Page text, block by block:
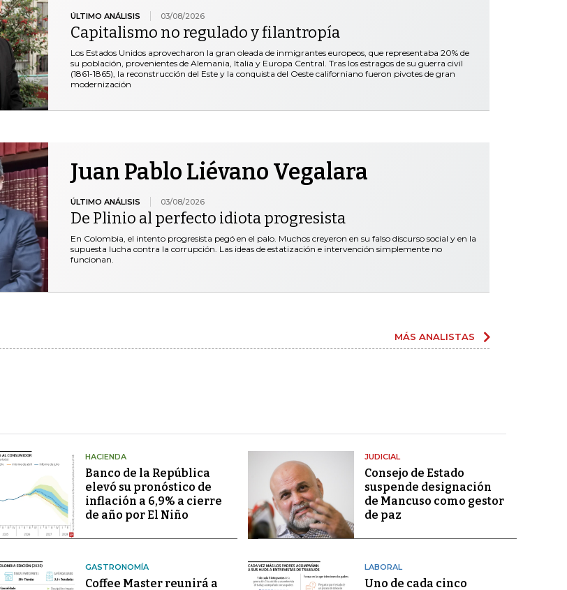
ÚLTIMO ANÁLISIS 03/08/2026
Capitalismo no regulado y filantropía
Los Estados Unidos aprovecharon la gran oleada de inmigrantes europeos, que representaba 20% de
su población, provenientes de Alemania, Italia y Europa Central. Tras los estragos de su guerra civil
(1861-1865), la reconstrucción del Este y la conquista del Oeste californiano fueron pivotes de gran
modernización
Juan Pablo Liévano Vegalara
ÚLTIMO ANÁLISIS 03/08/2026
De Plinio al perfecto idiota progresista
En Colombia, el intento progresista pegó en el palo. Muchos creyeron en su falso discurso social y en la
supuesta lucha contra la corrupción. Las ideas de estatización e intervención simplemente no
funcionan.
MÁS ANALISTAS
HACIENDA
Banco de la República
elevó su pronóstico de
inflación a 6,9% a cierre
de año por El Niño
JUDICIAL
Consejo de Estado
suspende designación
de Mancuso como gestor
de paz
GASTRONOMÍA
Coffee Master reunirá a
LABORAL
Uno de cada cinco